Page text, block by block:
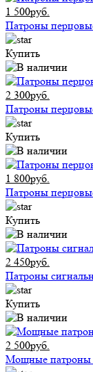
1 500руб.
Патроны
Купить
2 300руб.
Патроны
Купить
1 800руб.
Патроны
Купить
2 450руб.
Патроны
Купить
2 500руб.
Мощные патроны